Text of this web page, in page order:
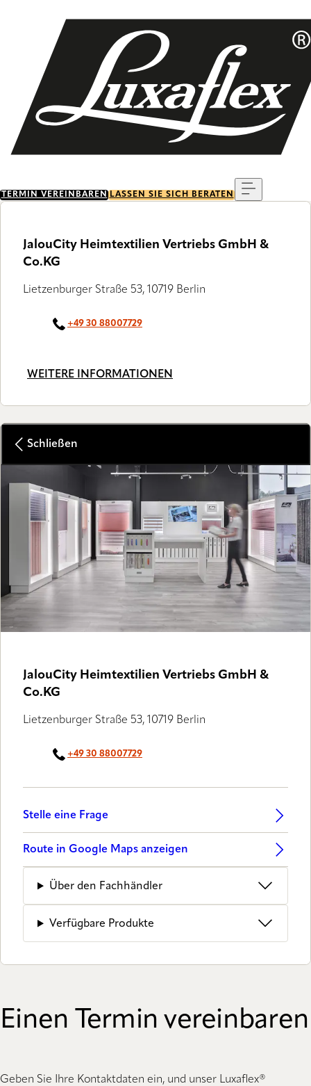
TERMIN VEREINBAREN LASSEN SIE SICH BERATEN
JalouCity Heimtextilien Vertriebs GmbH &
Co.KG
Lietzenburger Straße 53, 10719 Berlin
+49 30 88007729
WEITERE INFORMATIONEN
Schließen
JalouCity Heimtextilien Vertriebs GmbH &
Co.KG
Lietzenburger Straße 53, 10719 Berlin
+49 30 88007729
Stelle eine Frage
Route in Google Maps anzeigen
Über den Fachhändler
Verfügbare Produkte
Einen Termin vereinbaren
Geben Sie Ihre Kontaktdaten ein, und unser Luxaflex®